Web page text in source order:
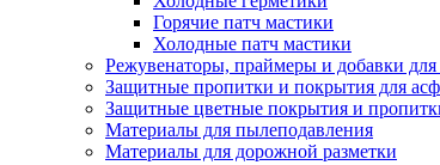
Горячие патч мастики
Холодные патч мастики
Режувенаторы, праймеры и добавки для
Защитные пропитки и покрытия для
Защитные цветные покрытия и
Материалы для пылеподавления
Материалы для дорожной разметки